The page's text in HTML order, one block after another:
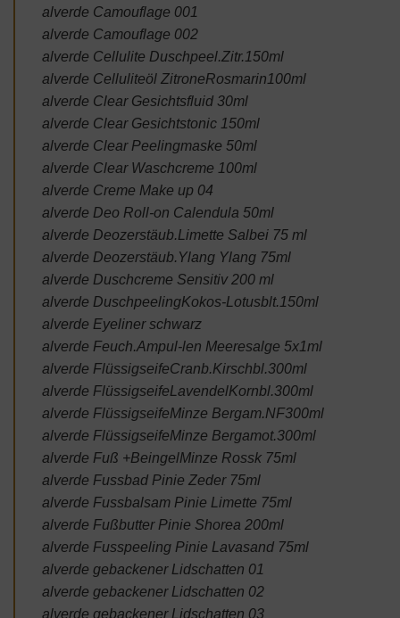
alverde Camouflage 001
alverde Camouflage 002
alverde Cellulite Duschpeel.Zitr.150ml
alverde Celluliteöl ZitroneRosmarin100ml
alverde Clear Gesichtsfluid 30ml
alverde Clear Gesichtstonic 150ml
alverde Clear Peelingmaske 50ml
alverde Clear Waschcreme 100ml
alverde Creme Make up 04
alverde Deo Roll-on Calendula 50ml
alverde Deozerstäub.Limette Salbei 75 ml
alverde Deozerstäub.Ylang Ylang 75ml
alverde Duschcreme Sensitiv 200 ml
alverde DuschpeelingKokos-Lotusblt.150ml
alverde Eyeliner schwarz
alverde Feuch.Ampul-len Meeresalge 5x1ml
alverde FlüssigseifeCranb.Kirschbl.300ml
alverde FlüssigseifeLavendelKornbl.300ml
alverde FlüssigseifeMinze Bergam.NF300ml
alverde FlüssigseifeMinze Bergamot.300ml
alverde Fuß +BeingelMinze Rossk 75ml
alverde Fussbad Pinie Zeder 75ml
alverde Fussbalsam Pinie Limette 75ml
alverde Fußbutter Pinie Shorea 200ml
alverde Fusspeeling Pinie Lavasand 75ml
alverde gebackener Lidschatten 01
alverde gebackener Lidschatten 02
alverde gebackener Lidschatten 03